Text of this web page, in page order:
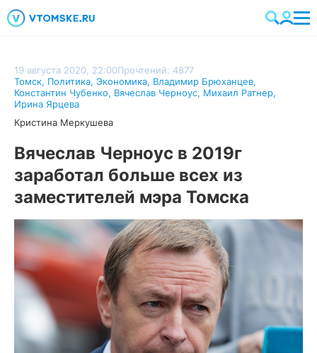
19 августа 2020, 22:00Прочтений: 4877
Томск, Политика, Экономика, Владимир Брюханцев,
Константин Чубенко, Вячеслав Черноус, Михаил Ратнер,
Ирина Ярцева
Кристина Меркушева
Вячеслав Черноус в 2019г
заработал больше всех из
заместителей мэра Томска